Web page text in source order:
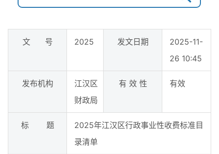
文 号 2025 发文日期
2025-11-
26 10:45
发布机构
江汉区
财政局
有 效 性 有效
标 题
2025年江汉区行政事业性收费标准目
录清单